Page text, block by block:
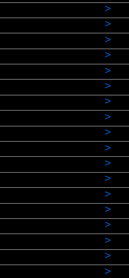
>
>
>
>
>
>
>
>
>
>
>
>
>
>
>
>
>
>